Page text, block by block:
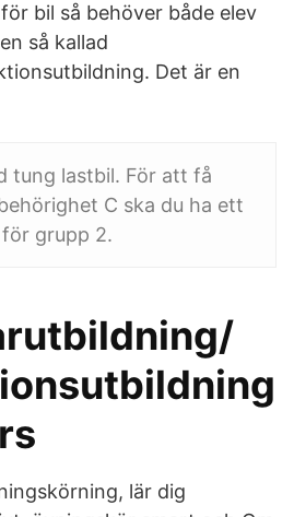
bil så behöver både elev
så kallad
Det är en
tung lastbil. För att få
C ska du ha ett
grupp 2.
lär dig